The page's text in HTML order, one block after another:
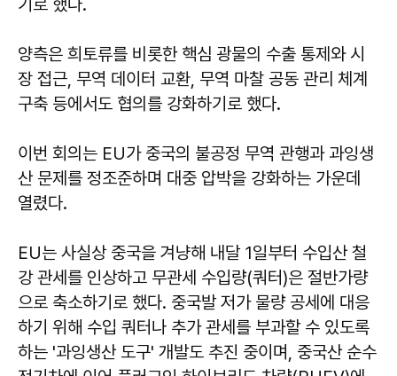
양측은 희토류를 비롯한 핵심 광물의 수출 통제와 시
장 접근, 무역 데이터 교환, 무역 마찰 공동 관리 체계
구축 등에서도 협의를 강화하기로 했다.
이번 회의는 EU가 중국의 불공정 무역 관행과 과잉생
산 문제를 정조준하며 대중 압박을 강화하는 가운데
열렸다.
EU는 사실상 중국을 겨냥해 내달 1일부터 수입산 철
강 관세를 인상하고 무관세 수입량(쿼터)은 절반가량
으로 축소하기로 했다. 중국발 저가 물량 공세에 대응
하기 위해 수입 쿼터나 추가 관세를 부과할 수 있도록
하는 '과잉생산 도구' 개발도 추진 중이며, 중국산 순수